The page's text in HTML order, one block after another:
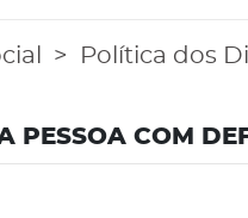
Política dos
PESSOA COM